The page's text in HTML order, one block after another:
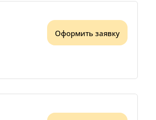
Оформить заявку